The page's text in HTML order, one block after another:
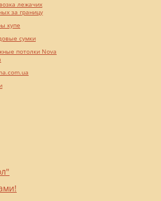
лежачих
за границу
купе
сумки
потолки Nova